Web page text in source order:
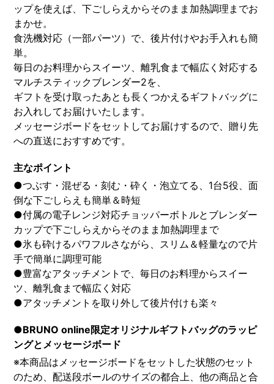
ップを使えば、下ごしらえからそのまま加熱調理までお
まかせ。
食洗機対応（一部パーツ）で、後片付けやお手入れも簡
単。
毎日のお料理からスイーツ、離乳食まで幅広く対応する
マルチスティックブレンダー2を、
ギフトを受け取ったあとも長くつかえるギフトバッグに
お入れしてお届けいたします。
メッセージボードをセットしてお届けするので、贈り先
への直送におすすめです。
主なポイント
●つぶす・混ぜる・刻む・砕く・泡立てる、1台5役、面
倒な下ごしらえも簡単＆時短
●付属の電子レンジ対応チョッパーボトルとブレンダー
カップで下ごしらえからそのまま加熱調理まで
●氷も砕けるパワフルさながら、スリム＆軽量なので片
手で簡単に調理可能
●豊富なアタッチメントで、毎日のお料理からスイー
ツ、離乳食まで幅広く対応
●アタッチメントを取り外して後片付けも楽々
●BRUNO online限定オリジナルギフトバッグのラッピ
ングとメッセージボード
※本商品はメッセージボードをセットした状態のセット
のため、配送段ボールのサイズの都合上、他の商品と合